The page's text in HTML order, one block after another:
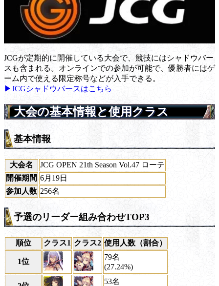
JCGが定期的に開催している大会で、競技にはシャドウバー
スも含まれる。オンラインでの参加が可能で、優勝者にはゲ
ーム内で使える限定称号などが入手できる。
▶JCGシャドウバースはこちら
大会の基本情報と使用クラス
基本情報
大会名
JCG OPEN 21th Season Vol.47 ローテ
開催期間 6月19日
参加人数 256名
予選のリーダー組み合わせTOP3
順位 クラス1 クラス2 使用人数（割合）
1位
79名
(27.24%)
53名